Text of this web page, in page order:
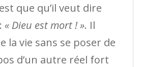
que qu’il veut dire
« Dieu est mort ! ». Il
la vie sans se poser de
d’un autre réel fort